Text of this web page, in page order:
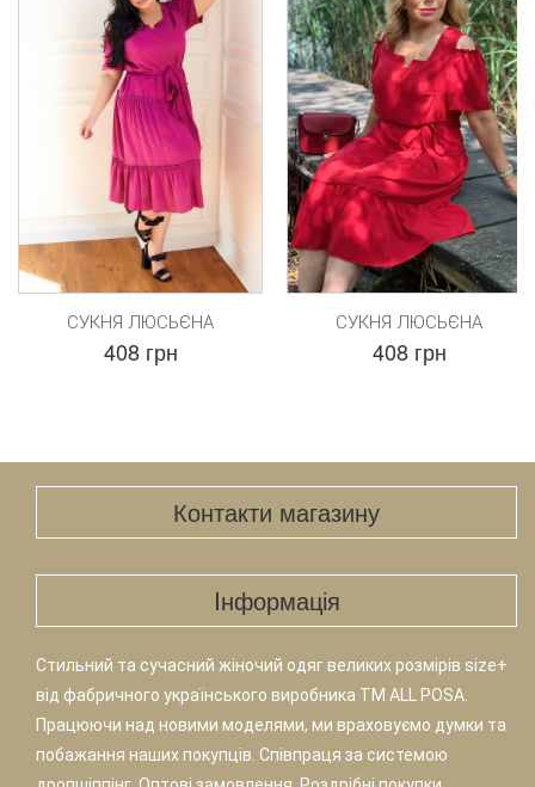
СУКНЯ ЛЮСЬЄНА
408 грн
СУКНЯ ЛЮСЬЄНА
408 грн
Контакти магазину
Iнформація
Стильний та сучасний жіночий одяг великих розмірів size+
від фабричного українського виробника TM ALL POSA.
Працюючи над новими моделями, ми враховуємо думки та
побажання наших покупців. Співпраця за системою